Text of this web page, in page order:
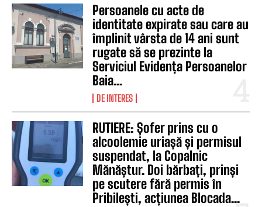
Persoanele cu acte de
identitate expirate sau care au
împlinit vârsta de 14 ani sunt
rugate să se prezinte la
Serviciul Evidența Persoanelor
Baia...
DE INTERES
RUTIERE: Șofer prins cu o
alcoolemie uriașă și permisul
suspendat, la Copalnic
Mănăștur. Doi bărbați, prinși
pe scutere fără permis în
Pribilești, acțiunea Blocada...